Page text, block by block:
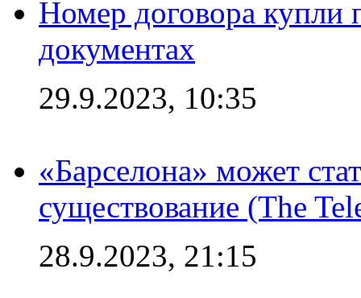
Номер договора купли
документах
29.9.2023, 10:35
«Барселона» может
существование (The
28.9.2023, 21:15